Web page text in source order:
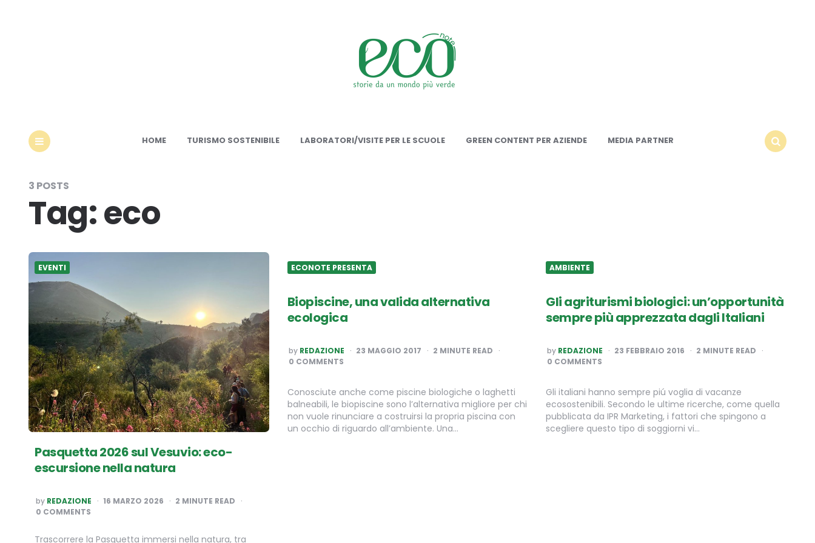
HOME TURISMO SOSTENIBILE LABORATORI/VISITE PER LE SCUOLE GREEN CONTENT PER AZIENDE
MEDIA PARTNER
3 POSTS
Tag:eco
EVENTI
Pasquetta 2026 sul Vesuvio: eco-
escursione nella natura
POSTED
BY
by REDAZIONE 16 MARZO 2026 2 MINUTE READ
0 COMMENTS
Trascorrere la Pasquetta immersi nella natura, tra
ECONOTE PRESENTA
Biopiscine, una valida alternativa
ecologica
POSTED
BY
by REDAZIONE 23 MAGGIO 2017 2 MINUTE READ
0 COMMENTS
Conosciute anche come piscine biologiche o laghetti
balneabili, le biopiscine sono l’alternativa migliore per chi
non vuole rinunciare a costruirsi la propria piscina con
un occhio di riguardo all’ambiente. Una…
AMBIENTE
Gli agriturismi biologici: un’opportunità
sempre più apprezzata dagli Italiani
POSTED
BY
by REDAZIONE 23 FEBBRAIO 2016 2 MINUTE READ
0 COMMENTS
Gli italiani hanno sempre piú voglia di vacanze
ecosostenibili. Secondo le ultime ricerche, come quella
pubblicata da IPR Marketing, i fattori che spingono a
scegliere questo tipo di soggiorni vi…